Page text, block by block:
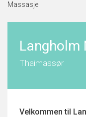
Massasje
Langholm
Thaimassør
Velkommen til